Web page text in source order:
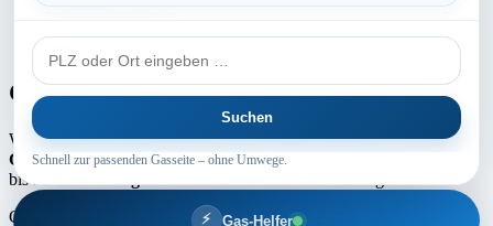
Sachsen-Anhalt
Gaspreis-Explosion
Wie die Medien aktuell berichten, erwartetMillionen von
Gaskundenein absoluterPreisschock. Die
bis zu
Copyright ©2025 by Intermedia GAS | Theme Marsh Blog by
⚡ Gas-Helfer
PLZ
oder
Ort
Suchen
Schnell zur passenden Gasseite – ohne Umwege.